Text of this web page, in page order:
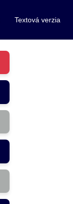
Textová verzia